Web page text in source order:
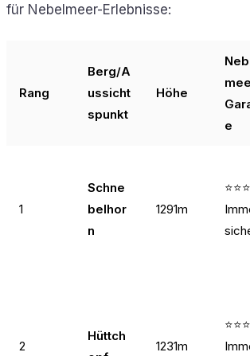
für Nebelmeer-Erlebnisse:
Rang
Berg/A
ussicht
spunkt
Höhe
e
1
Schne
belhor
n
1291m
2
Hüttch
1231m